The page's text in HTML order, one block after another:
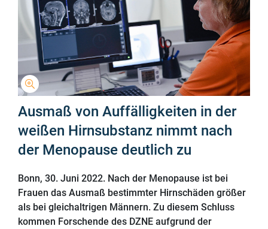
Ausmaß von Auffälligkeiten in der
weißen Hirnsubstanz nimmt nach
der Menopause deutlich zu
Bonn, 30. Juni 2022. Nach der Menopause ist bei
Frauen das Ausmaß bestimmter Hirnschäden größer
als bei gleichaltrigen Männern. Zu diesem Schluss
kommen Forschende des DZNE aufgrund der